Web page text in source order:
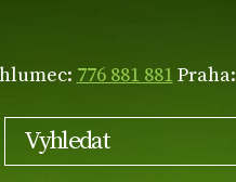
776 881 881Praha: